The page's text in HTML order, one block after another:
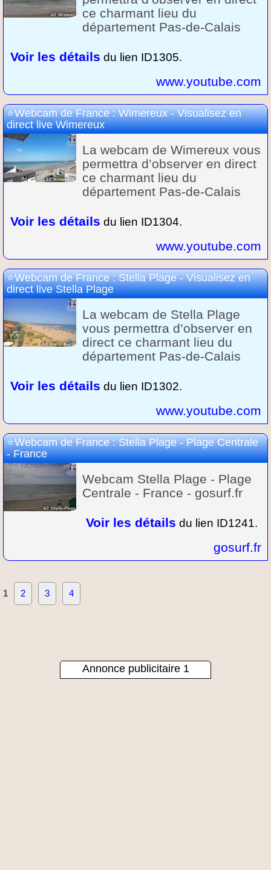
ce charmant lieu du
département Pas-de-Calais
Voir les détails du lien ID1305.
www.youtube.com
Webcam de France : Wimereux - Visualisez en
direct live Wimereux
La webcam de Wimereux vous
permettra d’observer en direct
ce charmant lieu du
département Pas-de-Calais
Voir les détails du lien ID1304.
www.youtube.com
Webcam de France : Stella Plage - Visualisez en
direct live Stella Plage
La webcam de Stella Plage
vous permettra d’observer en
direct ce charmant lieu du
département Pas-de-Calais
Voir les détails du lien ID1302.
www.youtube.com
Webcam de France : Stella Plage - Plage Centrale
- France
Webcam Stella Plage - Plage
Centrale - France - gosurf.fr
Voir les détails du lien ID1241.
gosurf.fr
1 2 3 4
Annonce publicitaire 1